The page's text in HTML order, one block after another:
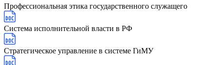
Профессиональная этика государственного служащего
Система исполнительной власти в РФ
Стратегическое управление в системе ГиМУ